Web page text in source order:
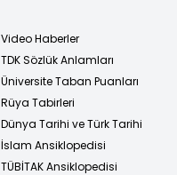
Video Haberler
TDK Sözlük Anlamları
Üniversite Taban Puanları
Rüya Tabirleri
Dünya Tarihi ve Türk Tarihi
İslam Ansiklopedisi
TÜBİTAK Ansiklopedisi